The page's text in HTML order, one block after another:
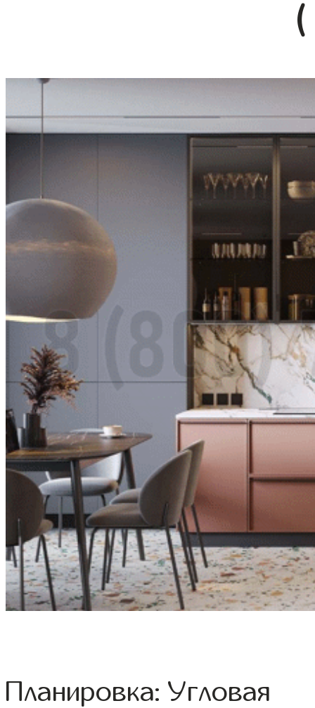
(
Планировка: Угловая